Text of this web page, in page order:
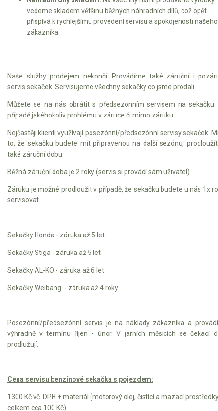
vedeme skladem většinu běžných náhradních dílů, což opět
přispívá k rychlejšímu provedení servisu a spokojenosti našeho
zákazníka.
Naše služby prodejem nekončí. Provádíme také záruční i
servis sekaček. Servisujeme všechny sekačky co jsme prodali.
Můžete se na nás obrátit s předsezónním servisem na sekačku
případě jakéhokoliv problému v záruce či mimo záruku.
Nejčastěji klienti využívají posezónní/předsezónní servisy sekaček.
to, že sekačku budete mít připravenou na další sezónu,
také záruční dobu.
Běžná záruční doba je 2 roky (servis si provádí sám uživatel).
Záruku je možné prodloužit v případě, že sekačku budete u nás 1x
servisovat.
Sekačky Honda - záruka až 5 let
Sekačky Stiga - záruka až 5 let
Sekačky AL-KO - záruka až 6 let
Sekačky Weibang - záruka až 4 roky
Posezónní/předsezónní servis je na náklady zákazníka a
výhradně v termínu říjen - únor. V jarních měsících se čekací
prodlužují.
Cena servisu benzínové sekačka s pojezdem:
1300 Kč vč. DPH + materiál (motorový olej, čistící a mazací prostředky
celkem cca 100 Kč)